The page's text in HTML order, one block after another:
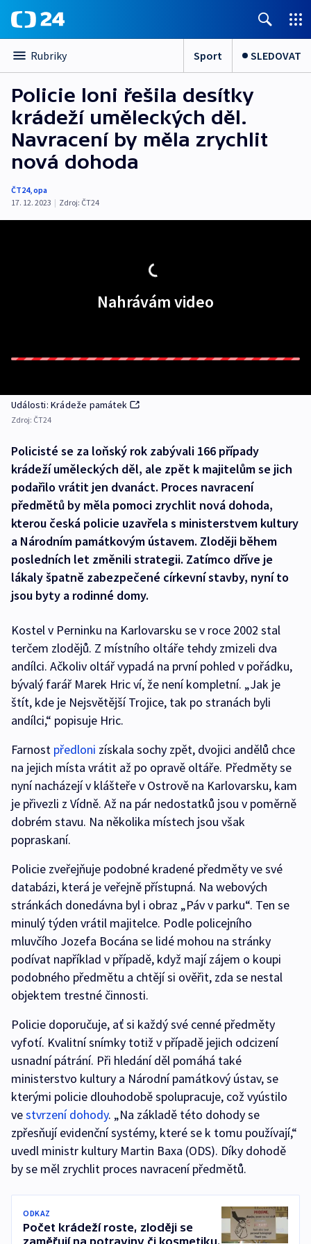
Rubriky Sport SLEDOVAT
Policie loni řešila desítky
krádeží uměleckých děl.
Navracení by měla zrychlit
nová dohoda
ČT24,opa
17. 12. 2023 | Zdroj: ČT24
Nahrávám video
Události: Krádeže památek
Zdroj: ČT24
Policisté se za loňský rok zabývali 166 případy
krádeží uměleckých děl, ale zpět k majitelům se jich
podařilo vrátit jen dvanáct. Proces navracení
předmětů by měla pomoci zrychlit nová dohoda,
kterou česká policie uzavřela s ministerstvem kultury
a Národním památkovým ústavem. Zloději během
posledních let změnili strategii. Zatímco dříve je
lákaly špatně zabezpečené církevní stavby, nyní to
jsou byty a rodinné domy.
Kostel v Perninku na Karlovarsku se v roce 2002 stal
terčem zlodějů. Z místního oltáře tehdy zmizeli dva
andílci. Ačkoliv oltář vypadá na první pohled v pořádku,
bývalý farář Marek Hric ví, že není kompletní. „Jak je
štít, kde je Nejsvětější Trojice, tak po stranách byli
andílci,“ popisuje Hric.
Farnost předloni získala sochy zpět, dvojici andělů chce
na jejich místa vrátit až po opravě oltáře. Předměty se
nyní nacházejí v klášteře v Ostrově na Karlovarsku, kam
je přivezli z Vídně. Až na pár nedostatků jsou v poměrně
dobrém stavu. Na několika místech jsou však
popraskaní.
Policie zveřejňuje podobné kradené předměty ve své
databázi, která je veřejně přístupná. Na webových
stránkách donedávna byl i obraz „Páv v parku“. Ten se
minulý týden vrátil majitelce. Podle policejního
mluvčího Jozefa Bocána se lidé mohou na stránky
podívat například v případě, když mají zájem o koupi
podobného předmětu a chtějí si ověřit, zda se nestal
objektem trestné činnosti.
Policie doporučuje, ať si každý své cenné předměty
vyfotí. Kvalitní snímky totiž v případě jejich odcizení
usnadní pátrání. Při hledání děl pomáhá také
ministerstvo kultury a Národní památkový ústav, se
kterými policie dlouhodobě spolupracuje, což vyústilo
vestvrzení dohody. „Na základě této dohody se
zpřesňují evidenční systémy, které se k tomu používají,“
uvedl ministr kultury Martin Baxa (ODS). Díky dohodě
by se měl zrychlit proces navracení předmětů.
ODKAZ
Počet krádeží roste, zloději se
zaměřují na potraviny či kosmetiku.